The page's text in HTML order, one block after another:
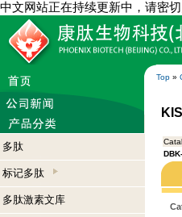
中文网站正在持续更新中，请密
Top »
多肽
标记多肽
多肽激素文库